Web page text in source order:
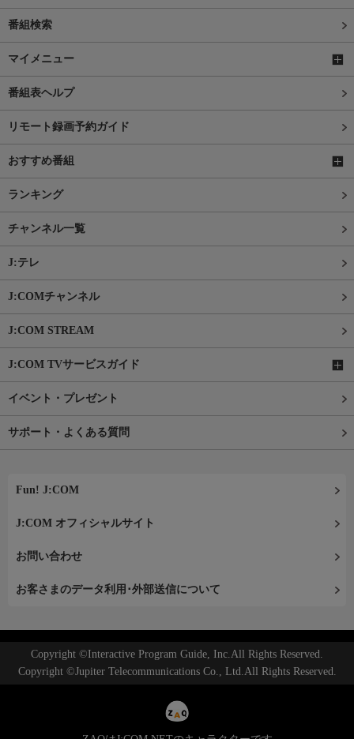
番組検索
マイメニュー
番組表ヘルプ
リモート録画予約ガイド
おすすめ番組
ランキング
チャンネル一覧
J:テレ
J:COMチャンネル
J:COM STREAM
J:COM TVサービスガイド
イベント・プレゼント
サポート・よくある質問
Fun! J:COM
J:COM オフィシャルサイト
お問い合わせ
お客さまのデータ利用･外部送信について
Copyright ©Interactive Program Guide, Inc.All Rights Reserved.
Copyright ©Jupiter Telecommunications Co., Ltd.All Rights Reserved.